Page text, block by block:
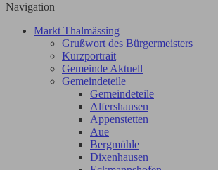
Navigation
Markt Thalmässing
Grußwort des Bürgermeisters
Kurzportrait
Gemeinde Aktuell
Gemeindeteile
Gemeindeteile
Alfershausen
Appenstetten
Aue
Bergmühle
Dixenhausen